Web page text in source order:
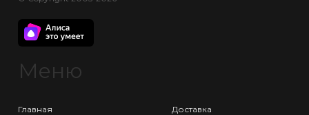
Меню
Главная Доставка